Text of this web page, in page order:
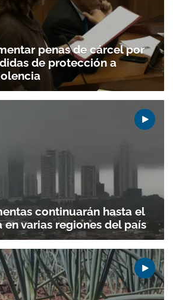
penas de cárcel por
de protección a
continuarán hasta el
en varias regiones del país